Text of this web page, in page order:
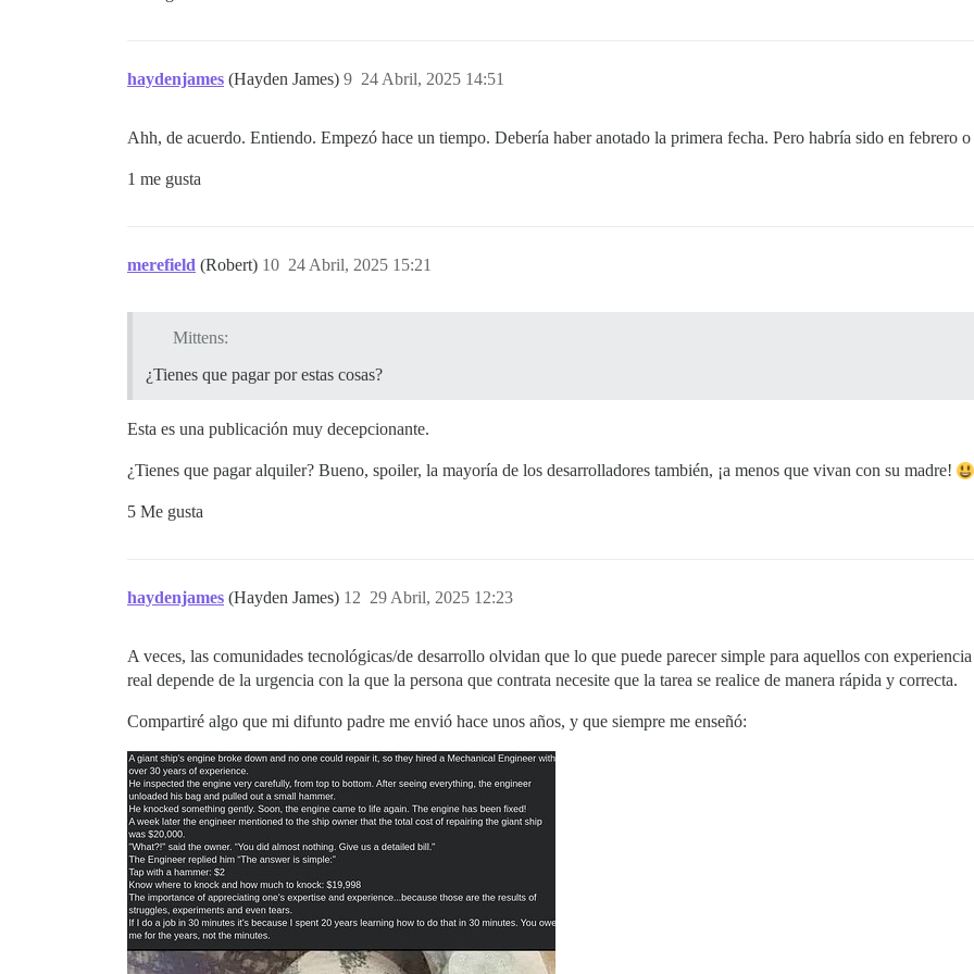
haydenjames (Hayden James) 24 Abril, 2025 14:51
9
Ahh, de acuerdo. Entiendo. Empezó hace un tiempo. Debería haber anotado la primera fecha. Pero habría sido en febrero o
1 me gusta
merefield (Robert) 24 Abril, 2025 15:21
10
Mittens:
¿Tienes que pagar por estas cosas?
Esta es una publicación muy decepcionante.
¿Tienes que pagar alquiler? Bueno, spoiler, la mayoría de los desarrolladores también, ¡a menos que vivan con su madre!
5 Me gusta
haydenjames (Hayden James) 29 Abril, 2025 12:23
12
A veces, las comunidades tecnológicas/de desarrollo olvidan que lo que puede parecer simple para aquellos con
real depende de la urgencia con la que la persona que contrata necesite que la tarea se realice de manera rápida y correcta.
Compartiré algo que mi difunto padre me envió hace unos años, y que siempre me enseñó: